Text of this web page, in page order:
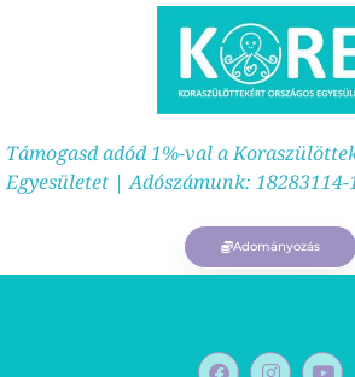
Támogasd adód 1%-val a
Egyesületet | Adószámunk: 18283114-
Adományozás